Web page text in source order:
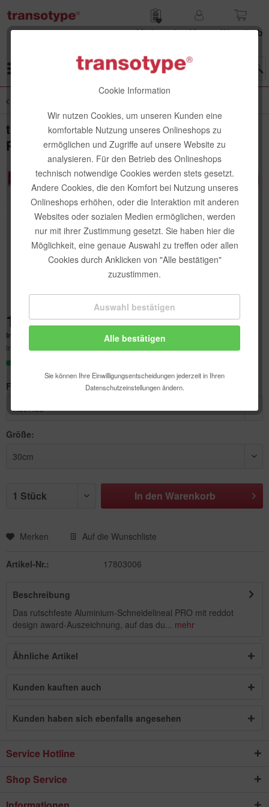
Merk­zettel
Mein
Waren­korb
Cookie Information
Wir nutzen Cookies, um unseren Kunden eine
komfortable Nutzung unseres Onlineshops zu
ermöglichen und Zugriffe auf unsere Website zu
analysieren. Für den Betrieb des Onlineshops
technisch notwendige Cookies werden stets gesetzt.
Andere Cookies, die den Komfort bei Nutzung unseres
Onlineshops erhöhen, oder die Interaktion mit anderen
Websites oder sozialen Medien ermöglichen, werden
nur mit ihrer Zustimmung gesetzt. Sie haben hier die
Möglichkeit, eine genaue Auswahl zu treffen oder allen
Cookies durch Anklicken von "Alle bestätigen"
zuzustimmen.
Technisch erforderlich
Komfortfunktionen
Auswahl bestätigen
Alle bestätigen
Sie können Ihre Einwilligungsentscheidungen jederzeit in Ihren
Datenschutzeinstellungen ändern.
transotype Aluminium-Schneidelineal
PRO, rutschfest
12,50 € *
Inhalt:
inkl. MwSt.
Farbe:
Größe:
In den Warenkorb
Merken Auf die Wunschliste
Artikel-Nr.: 17803006
Beschreibung
Das rutschfeste Aluminium-Schneidelineal PRO mit reddot
design award-Auszeichnung, auf das du... mehr
Ähnliche Artikel
Kunden kauften auch
Kunden haben sich ebenfalls angesehen
Service Hotline
Shop Service